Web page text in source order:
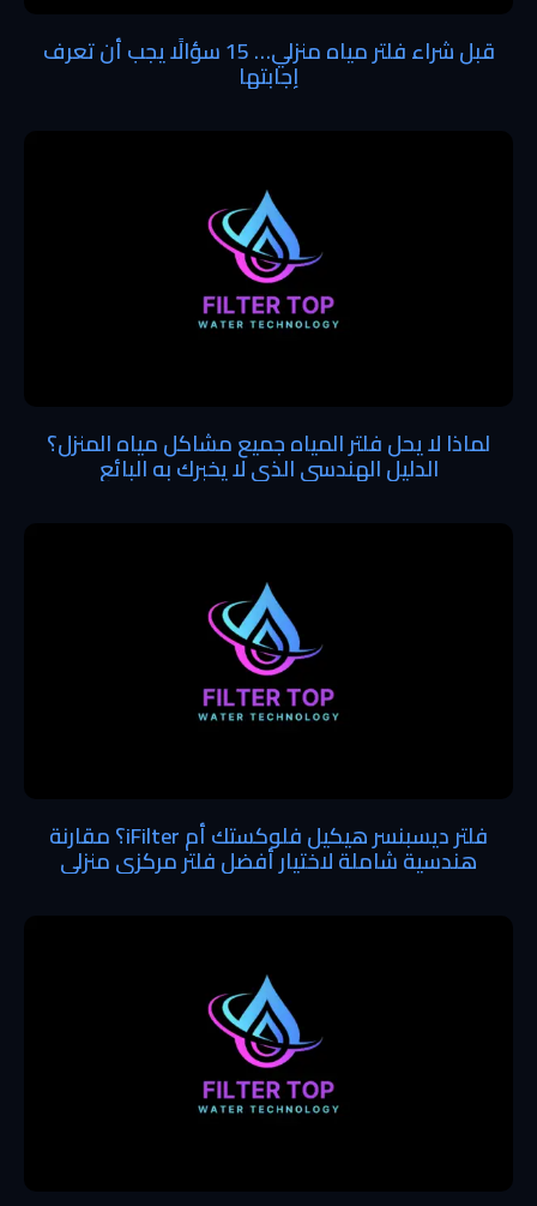
قبل شراء فلتر مياه منزلي… 15 سؤالًا يجب أن تعرف
إجابتها
لماذا لا يحل فلتر المياه جميع مشاكل مياه المنزل؟
الدليل الهندسي الذي لا يخبرك به البائع
فلتر ديسبنسر هيكيل فلوكستك أم iFilter؟ مقارنة
هندسية شاملة لاختيار أفضل فلتر مركزي منزلي